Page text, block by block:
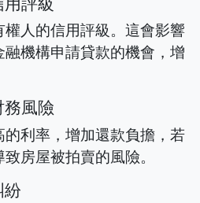
人的信用評級。這會影響
機構申請貸款的機會，增
風險
利率，增加還款負擔，若
房屋被拍賣的風險。